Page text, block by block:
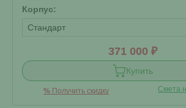
Корпус:
Стандарт
371 000 ₽
Купить
% Получить скидку Смета